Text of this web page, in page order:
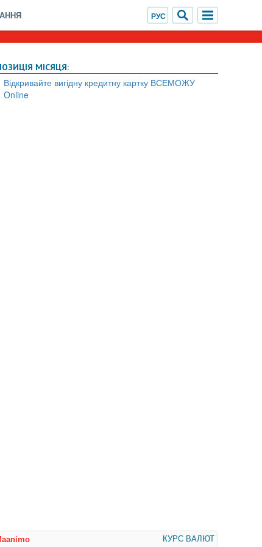
МІСЯЦЯ:
Відкривайте вигідну кредитну картку ВСЕМОЖУ
Online